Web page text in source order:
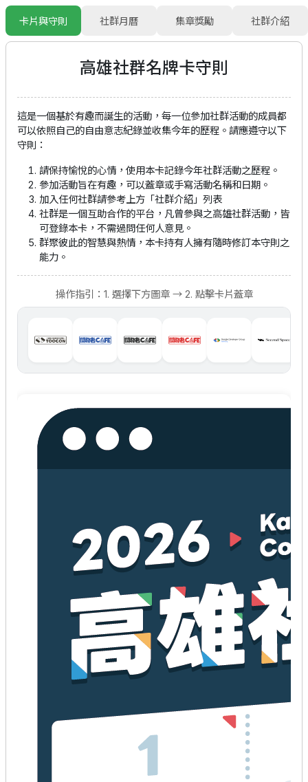
卡片與守則 社群月曆 集章獎勵 社群介紹
高雄社群名牌卡守則
這是一個基於有趣而誕生的活動，每一位參加社群活動的成員都
可以依照自己的自由意志紀錄並收集今年的歷程。請應遵守以下
守則：
請保持愉悅的心情，使用本卡記錄今年社群活動之歷程。
參加活動旨在有趣，可以蓋章或手寫活動名稱和日期。
加入任何社群請參考上方「社群介紹」列表
社群是一個互助合作的平台，凡曾參與之高雄社群活動，皆
可登錄本卡，不需過問任何人意見。
群聚彼此的智慧與熱情，本卡持有人擁有隨時修訂本守則之
能力。
操作指引：1. 選擇下方圖章 → 2. 點擊卡片蓋章